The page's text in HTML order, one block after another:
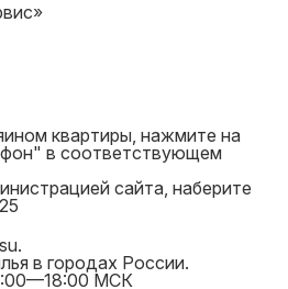
квартиры, нажмите на
в соответствующем
сайта, наберите
в городах России.
МСК